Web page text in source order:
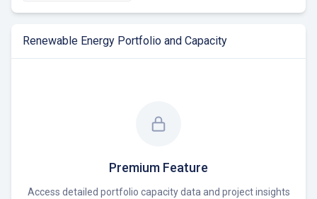
gayrimenkul sektörlerine yaptığı yatırımlarla faaliyet
Gücünü yenilikçi, dinamik ve yetkinliği yüksek çalışanlarından
benimseyen Grup, “En önemli yatırım insana yapılan yatırım”
Vakfı’nın ve birçok farklı sivil toplum kuruluşunun eğitim ve
Renewable Energy Portfolio and Capacity
Premium Feature
Access detailed portfolio capacity data and project insights